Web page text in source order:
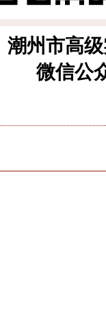
潮州市高
微信公